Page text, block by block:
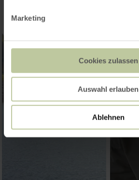
Marketing
Cookies zulassen
Auswahl erlauben
Ablehnen